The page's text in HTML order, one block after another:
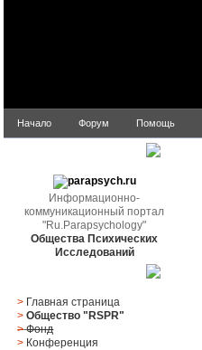
Начало Форум Помощь
Информационно-
коммуникационный портал
"Ru.Parapsychology"
Общества Психических
Исследований
> Главная страница
> Общество "RSPR"
> Фонд
> Конференция